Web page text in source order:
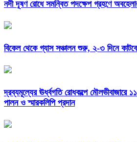
নদী দূষণ রোধে সমন্বিত পদক্ষেপ গ্রহণে
বিকেল থেকে গ্যাস সঞ্চালন শুরু, ২-৩ দিনে কাটবে
দ্রব্যমূল্যের ঊর্ধ্বগতি রোধকল্পে মৌলভীবাজারে
পালন ও স্মারকলিপি প্রদান